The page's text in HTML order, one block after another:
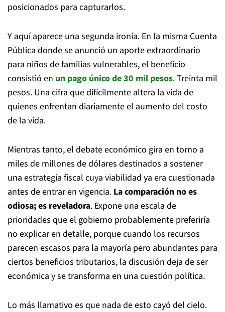
posicionados para capturarlos.
Y aquí aparece una segunda ironía. En la misma Cuenta
Pública donde se anunció un aporte extraordinario
para niños de familias vulnerables, el beneficio
consistió en un pago único de 30 mil pesos. Treinta mil
pesos. Una cifra que difícilmente altera la vida de
quienes enfrentan diariamente el aumento del costo
de la vida.
Mientras tanto, el debate económico gira en torno a
miles de millones de dólares destinados a sostener
una estrategia fiscal cuya viabilidad ya era cuestionada
antes de entrar en vigencia. La comparación no es
odiosa; es reveladora. Expone una escala de
prioridades que el gobierno probablemente preferiría
no explicar en detalle, porque cuando los recursos
parecen escasos para la mayoría pero abundantes para
ciertos beneficios tributarios, la discusión deja de ser
económica y se transforma en una cuestión política.
Lo más llamativo es que nada de esto cayó del cielo.